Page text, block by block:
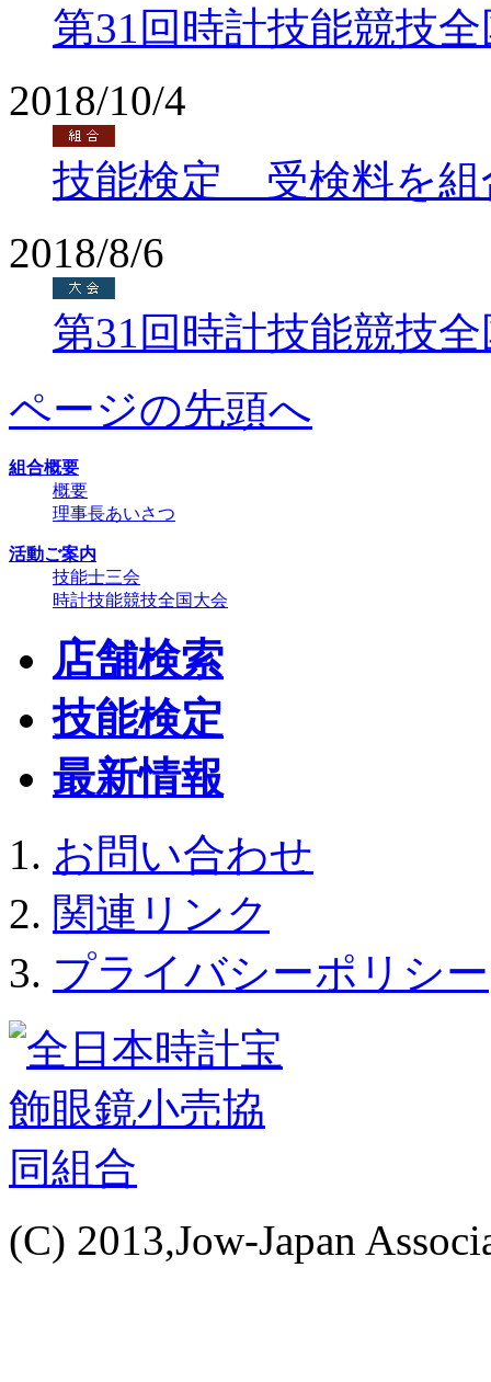
第31回時計技能競技
2018/10/4
技能検定 受検料を組
2018/8/6
第31回時計技能競技
ページの先頭へ
組合概要
概要
理事長あいさつ
活動ご案内
技能士三会
時計技能競技全国大会
店舗検索
技能検定
最新情報
お問い合わせ
関連リンク
プライバシーポリシー
(C) 2013,Jow-Japan